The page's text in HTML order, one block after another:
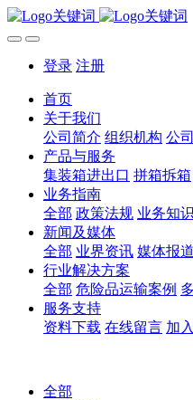
登录 注册
首页
关于我们
公司简介 组织机构 公
产品与服务
集装箱进出口 拼箱拆箱
业务指南
全部 政策法规 业务知识
新闻及媒体
全部 业界资讯 媒体报道
行业解决方案
全部 危险品运输案例
服务支持
资料下载 在线留言 加
全部